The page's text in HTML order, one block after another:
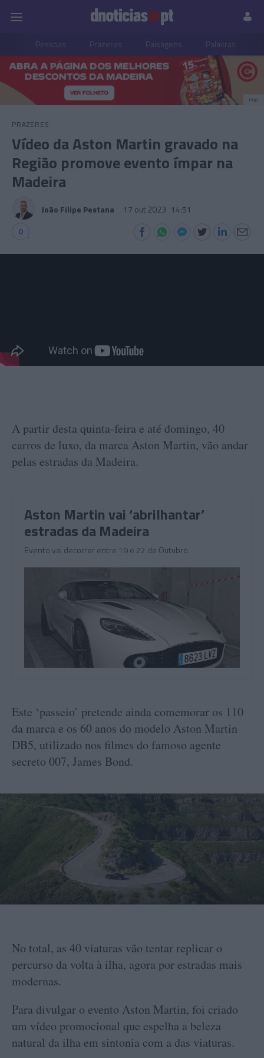
Pessoas Prazeres Paisagens Palavras
PUB
PRAZERES
Vídeo da Aston Martin gravado na
Região promove evento ímpar na
Madeira
João Filipe Pestana 17 out 2023 14:51
0
A partir desta quinta-feira e até domingo, 40
carros de luxo, da marca Aston Martin, vão andar
pelas estradas da Madeira.
Aston Martin vai ‘abrilhantar’
estradas da Madeira
Evento vai decorrer entre 19 e 22 de Outubro
Este ‘passeio’ pretende ainda comemorar os 110
da marca e os 60 anos do modelo Aston Martin
DB5, utilizado nos filmes do famoso agente
secreto 007, James Bond.
No total, as 40 viaturas vão tentar replicar o
percurso da volta à ilha, agora por estradas mais
modernas.
Para divulgar o evento Aston Martin, foi criado
um vídeo promocional que espelha a beleza
natural da ilha em sintonia com a das viaturas.